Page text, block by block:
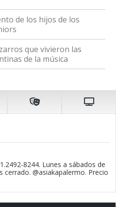
de los hijos de los
que vivieron las
de la música
8244. Lunes a sábados de
cerrado. @asiakapalermo. Precio